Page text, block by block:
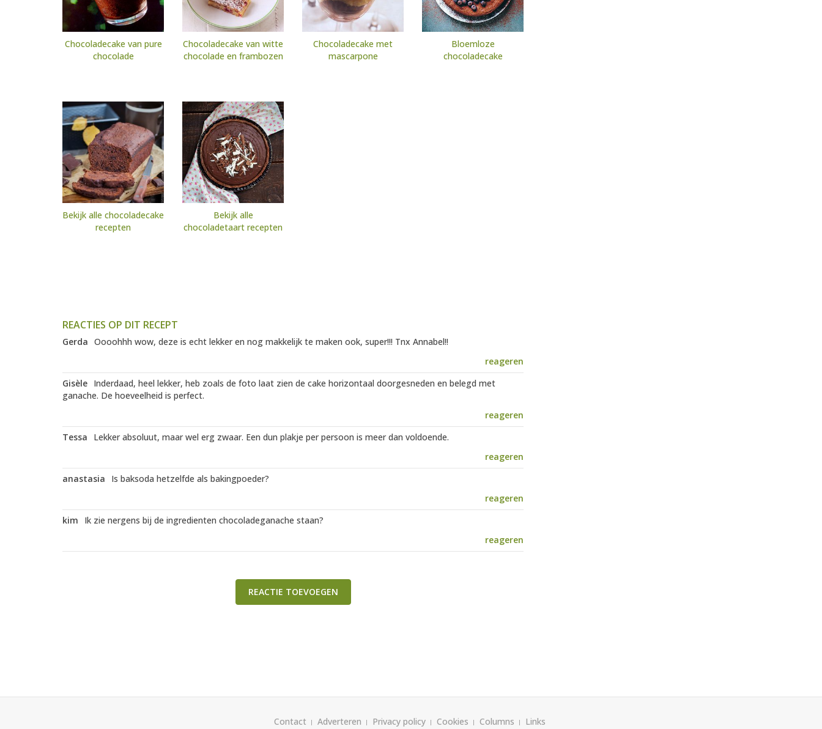
Chocoladecake van pure
chocolade
Chocoladecake van witte
chocolade en frambozen
Chocoladecake met
mascarpone
Bloemloze
chocoladecake
Bekijk alle chocoladecake
recepten
Bekijk alle
chocoladetaart recepten
REACTIES OP DIT RECEPT
Gerda Oooohhh wow, deze is echt lekker en nog makkelijk te maken ook, super!!! Tnx Annabel!!
reageren
Gisèle Inderdaad, heel lekker, heb zoals de foto laat zien de cake horizontaal doorgesneden en belegd met
ganache. De hoeveelheid is perfect.
reageren
Tessa
Lekker absoluut, maar wel erg zwaar. Een dun plakje per persoon is meer dan voldoende.
reageren
anastasia
Is baksoda hetzelfde als bakingpoeder?
reageren
kim
Ik zie nergens bij de ingredienten chocoladeganache staan?
reageren
REACTIE TOEVOEGEN
Contact Adverteren Privacy policy Cookies Columns Links